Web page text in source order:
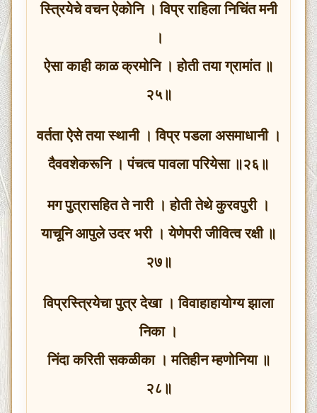
स्त्रियेचे वचन ऐकोनि । विप्र राहिला निचिंत मनी
।
ऐसा काही काळ क्रमोनि । होती तया ग्रामांत ॥
२५॥
वर्तता ऐसे तया स्थानी । विप्र पडला असमाधानी ।
दैववशेकरूनि । पंचत्व पावला परियेसा ॥२६॥
मग पुत्रासहित ते नारी । होती तेथे कुरवपुरी ।
याचूनि आपुले उदर भरी । येणेपरी जीवित्व रक्षी ॥
२७॥
विप्रस्त्रियेचा पुत्र देखा । विवाहाहायोग्य झाला
निका ।
निंदा करिती सकळीका । मतिहीन म्हणोनिया ॥
२८॥